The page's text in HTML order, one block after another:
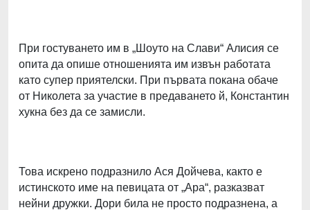
При гостуването им в „Шоуто на Слави“ Алисия се
опита да опише отношенията им извън работата
като супер приятелски. При първата покана обаче
от Николета за участие в предаването й, Константин
хукна без да се замисли.
Това искрено подразнило Ася Дойчева, както е
истинското име на певицата от „Ара“, разказват
нейни дружки. Дори била не просто подразнена, а